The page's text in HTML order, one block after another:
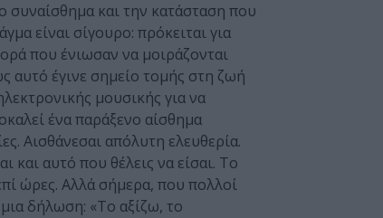
συναίσθημα και την κατάσταση που
είναι σίγουρο: πρόκειται για
που ένιωσαν να μοιράζονται
αυτό έγινε σημείο τομής στη ζωή
μουσικής για να
ένα παράξενο αίσθημα
Αισθάνεσαι απόλυτη ελευθερία.
και αυτό που θέλεις να είσαι. Το
ώρες. Αλλά σήμερα, που πολλοί
μια δήλωση: «Το αξίζω, το